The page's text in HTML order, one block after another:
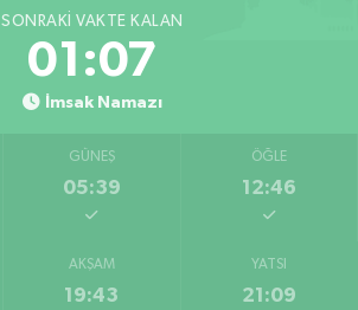
SONRAKI VAKTE KALAN
01:06
İmsak Namazı
GÜNEŞ
05:39
ÖĞLE
12:46
AKŞAM
19:43
YATSI
21:09